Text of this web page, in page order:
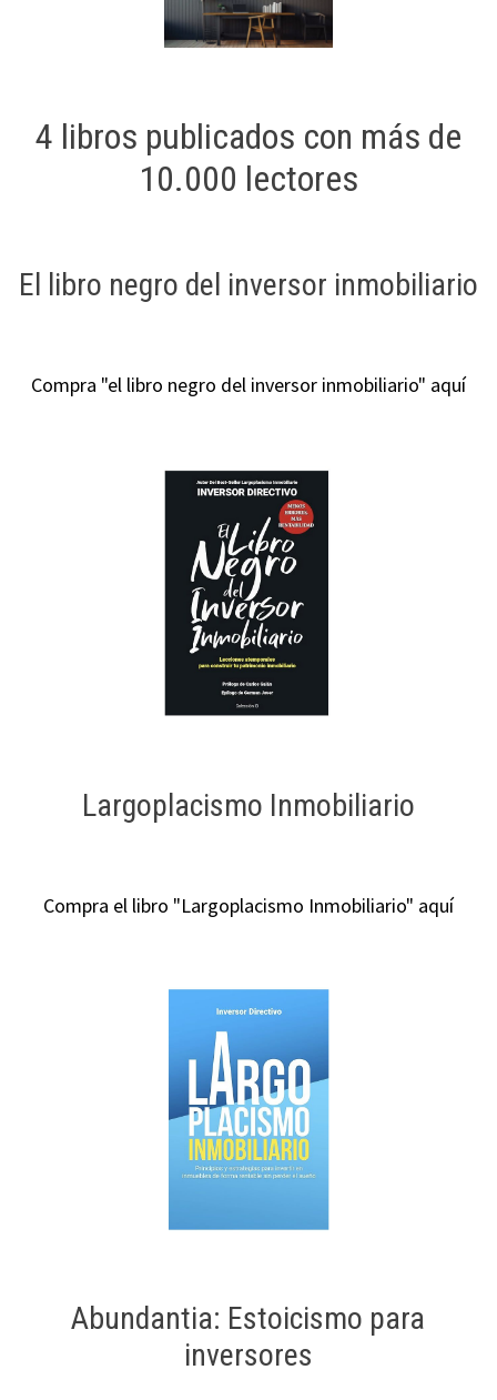
4 libros publicados con más de
10.000 lectores
El libro negro del inversor inmobiliario
Compra "el libro negro del inversor inmobiliario" aquí
Largoplacismo Inmobiliario
Compra el libro "Largoplacismo Inmobiliario" aquí
Abundantia: Estoicismo para
inversores